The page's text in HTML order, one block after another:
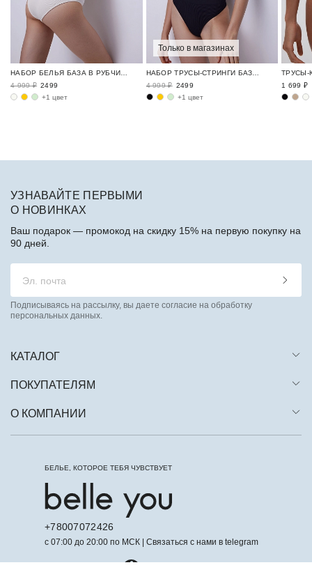
4 999 ₽ 2499
+1 цвет
Только в магазинах
4 999 ₽ 2499
+1 цвет
1 699 ₽
КАТАЛОГ
ПОКУПАТЕЛЯМ
О КОМПАНИИ
УЗНАВАЙТЕ ПЕРВЫМИ
О НОВИНКАХ
Ваш подарок — промокод на скидку 15% на первую покупку на
90 дней.
Подписываясь на рассылку, вы даете согласие на обработку
персональных данных.
БЕЛЬЕ, КОТОРОЕ ТЕБЯ ЧУВСТВУЕТ
+78007072426
с 07:00 до 20:00 по МСК | Связаться с нами в telegram